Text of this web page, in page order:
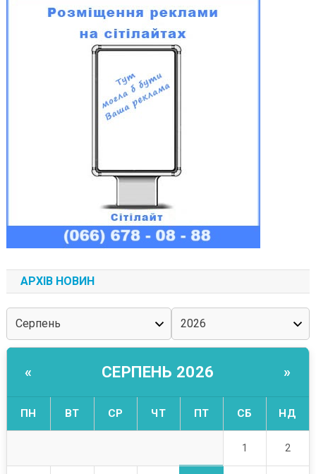
АРХІВ НОВИН
« СЕРПЕНЬ 2026 »
ПН ВТ СР ЧТ ПТ СБ НД
1 2